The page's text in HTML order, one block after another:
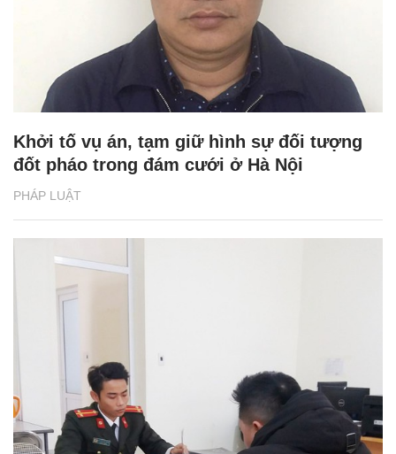
PHÁP LUẬT
Khởi tố vụ án, tạm giữ hình sự đối tượng
đốt pháo trong đám cưới ở Hà Nội